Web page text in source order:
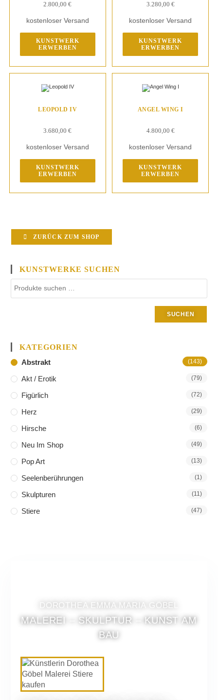
2.800,00€
kostenloser Versand
KUNSTWERK
ERWERBEN
3.280,00 €
kostenloser Versand
KUNSTWERK
ERWERBEN
LEOPOLD IV
3.680,00€
kostenloser Versand
KUNSTWERK
ERWERBEN
ANGEL WING I
4.800,00 €
kostenloser Versand
KUNSTWERK
ERWERBEN
ZURÜCK ZUM SHOP
KUNSTWERKE SUCHEN
SUCHEN
KATEGORIEN
Abstrakt
(143)
Akt / Erotik (79)
Figürlich (72)
Herz (29)
Hirsche (6)
Neu Im Shop (49)
Pop Art (13)
Seelenberührungen (1)
Skulpturen (11)
Stiere (47)
DOROTHEA EMMA MARIA GÖBEL
MALEREI – SKULPTUR – KUNST AM
BAU